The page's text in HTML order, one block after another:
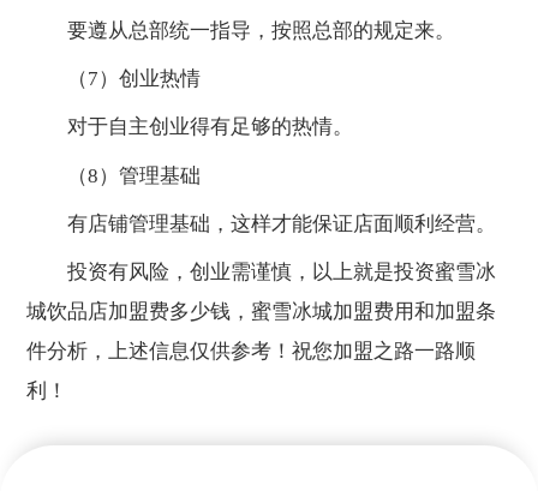
要遵从总部统一指导，按照总部的规定来。
（7）创业热情
对于自主创业得有足够的热情。
（8）管理基础
有店铺管理基础，这样才能保证店面顺利经营。
投资有风险，创业需谨慎，以上就是投资蜜雪冰
城饮品店加盟费多少钱，蜜雪冰城加盟费用和加盟条
件分析，上述信息仅供参考！祝您加盟之路一路顺
利！